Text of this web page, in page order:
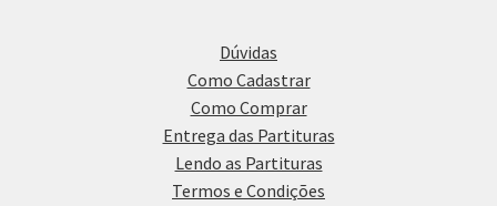
Dúvidas
Como Cadastrar
Como Comprar
Entrega das Partituras
Lendo as Partituras
Termos e Condições